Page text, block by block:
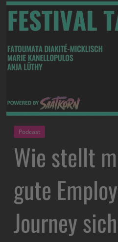
Podcast
Wie stellt
gute
Journey